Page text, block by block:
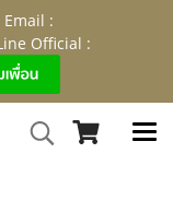
:
Official :